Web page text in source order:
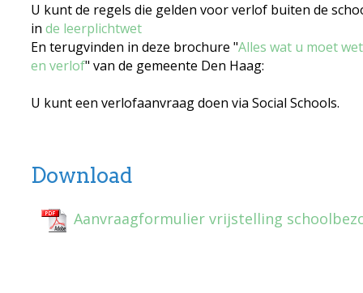
U kunt de regels die gelden voor verlof buiten de
in de leerplichtwet
En terugvinden in deze brochure "Alles wat u moet
en verlof" van de gemeente Den Haag:
U kunt een verlofaanvraag doen via Social Schools.
Download
Aanvraagformulier vrijstelling